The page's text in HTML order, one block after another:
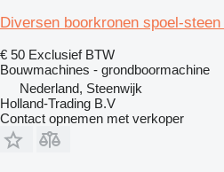
Diversen boorkronen spoel-steen
€ 50 Exclusief BTW
Bouwmachines - grondboormachine
Nederland, Steenwijk
Holland-Trading B.V
Contact opnemen met verkoper